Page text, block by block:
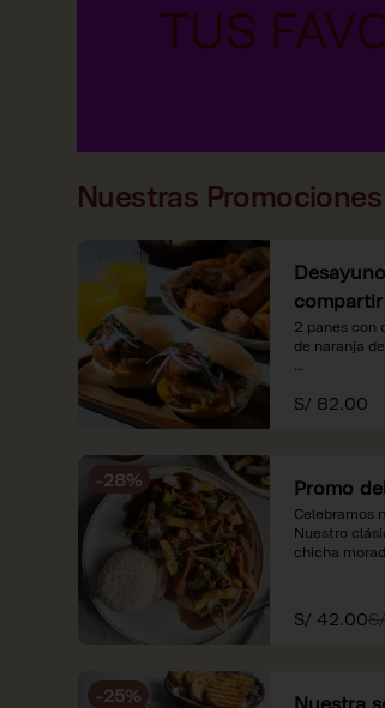
Nuestras
compartir
2 panes con
de naranja
expresados
S/ 82.00
-28% Promo
Celebramos
Nuestro
chicha
S/ 42.00
-25%
Nuestra